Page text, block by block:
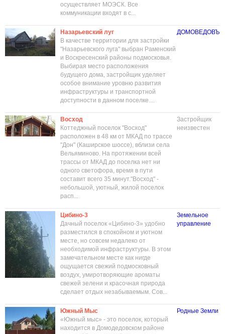
осуществляет МОЭСК. Все
коммуникации входят в с...
Назарьевский луг
В качестве территории для застройки
"Назарьевского луга" выбран Раменский
и Воскресенский районы подмосковья.
Выбирая место расположения
будущего дома, застройщик уделяет
особое внимание уровню развития
инфраструктуры и транспортной
доступности в данном поселке....
ДОМОВЕДОВЪ
Восход
Коттеджный поселок "Восход"
расположен в 48 км от МКАД по трассе
"Дон" (Каширское шоссе), вблизи села
Вельяминово. На протяжении всей
трассы от МКАД до поселка нет ни
одного светофора, время в пути
составит всего 35 минут."Восход" -
небольшой, уютный, жилой поселок
расп...
Застройщик
неизвестен
Цибино-3
Дачный поселок «Цибино-3» удобно
разместился в спокойном и уютном
месте, но совсем недалеко от
необходимой инфраструктуры. В этом
замечательном месте как нигде
ощущается свежий подмосковный
воздух, умиротворяющие ароматы
свежей зелени и красочная природа
сделает отдых незабываемым. Сов...
Земельное
управление
Южный Мыс
«Южный мыс» - это поселок, который
находится в Домодедовском районе
Родные Земли